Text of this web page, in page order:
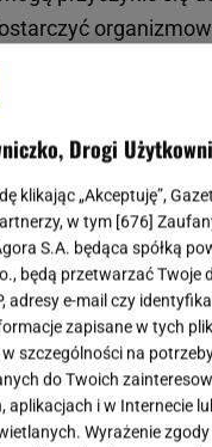
Warto jednak
zawierają sporo
i powinniśmy je
menu?
Drogi
klikając „Akceptuję”,
w tym [676]
S.A. będąca spółką
będą przetwarzać Twoje
adresy e-mail czy
zapisane w tych
szczególności na
do Twoich
aplikacjach i w Internecie
Wyrażenie